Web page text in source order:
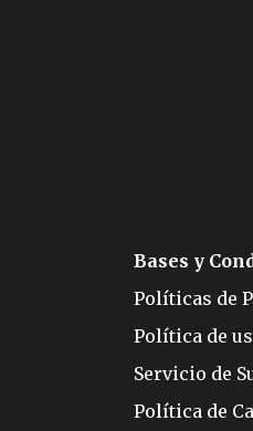
Bases y
Políticas de
Política de
Servicio de
Política de